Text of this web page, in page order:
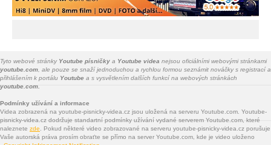
Tyto webové stránky Youtube písničky a Youtube videa nejsou oficiálními webovými stránkami
youtube.com , ale pouze se snaží jednoduchou a rychlou formou seznámit nováčky s registrací a
přihlášením k portálu Youtube a s vysvětlením dalších funkcí na webových stránkách
youtube.com.
Podmínky užívání a informace
Videa zobrazená na youtube-pisnicky-videa.cz jsou uložená na serveru Youtube.com. Youtube-
pisnicky-videa.cz dodržuje standartní podmínky užívání vydané serverem Youtube.com, které
naleznete zde . Pokud některé video zobrazované na serveru youtube-pisnicky-videa.cz porušuje
Vaše autorská práva prosím obraťte se přímo na server Youtube.com, kde je video uloženo